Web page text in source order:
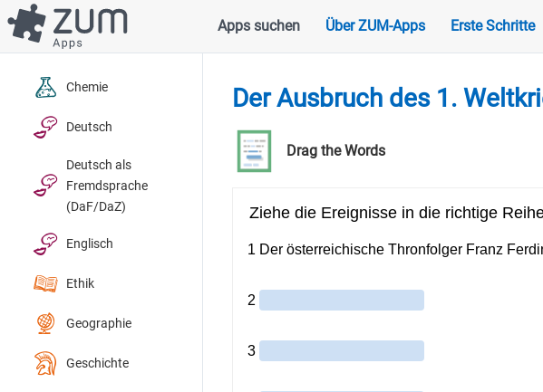
Direkt
zum
Inhalt
Hauptnavigation
Apps suchen Über ZUM-Apps Erste Schritte
Chemie
Deutsch
Deutsch als
Fremdsprache
(DaF/DaZ)
Englisch
Ethik
Geographie
Geschichte
Der Ausbruch des 1.
Drag the Words